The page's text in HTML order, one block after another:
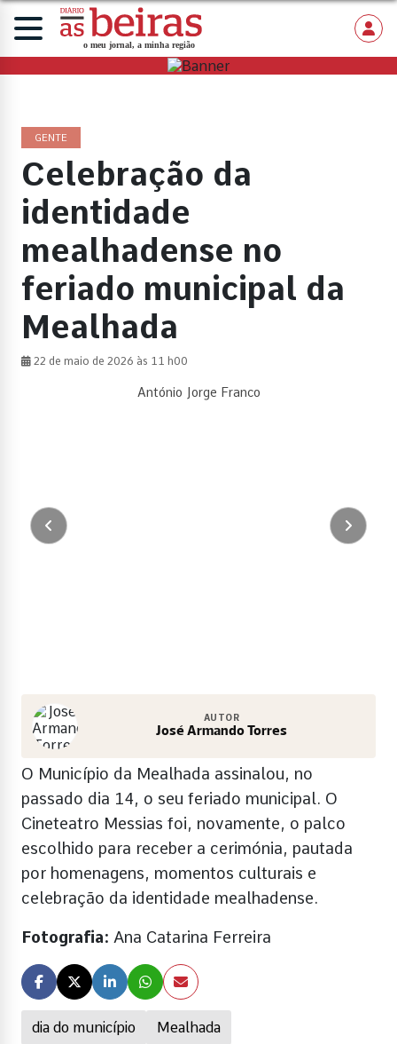
GENTE
Celebração da
identidade
mealhadense no
feriado municipal da
Mealhada
22 de maio de 2026 às 11 h00
António Jorge Franco
AUTOR
José Armando Torres
dia do município Mealhada
O Município da Mealhada assinalou, no
passado dia 14, o seu feriado municipal. O
Cineteatro Messias foi, novamente, o palco
escolhido para receber a cerimónia, pautada
por homenagens, momentos culturais e
celebração da identidade mealhadense.
Fotografia: Ana Catarina Ferreira